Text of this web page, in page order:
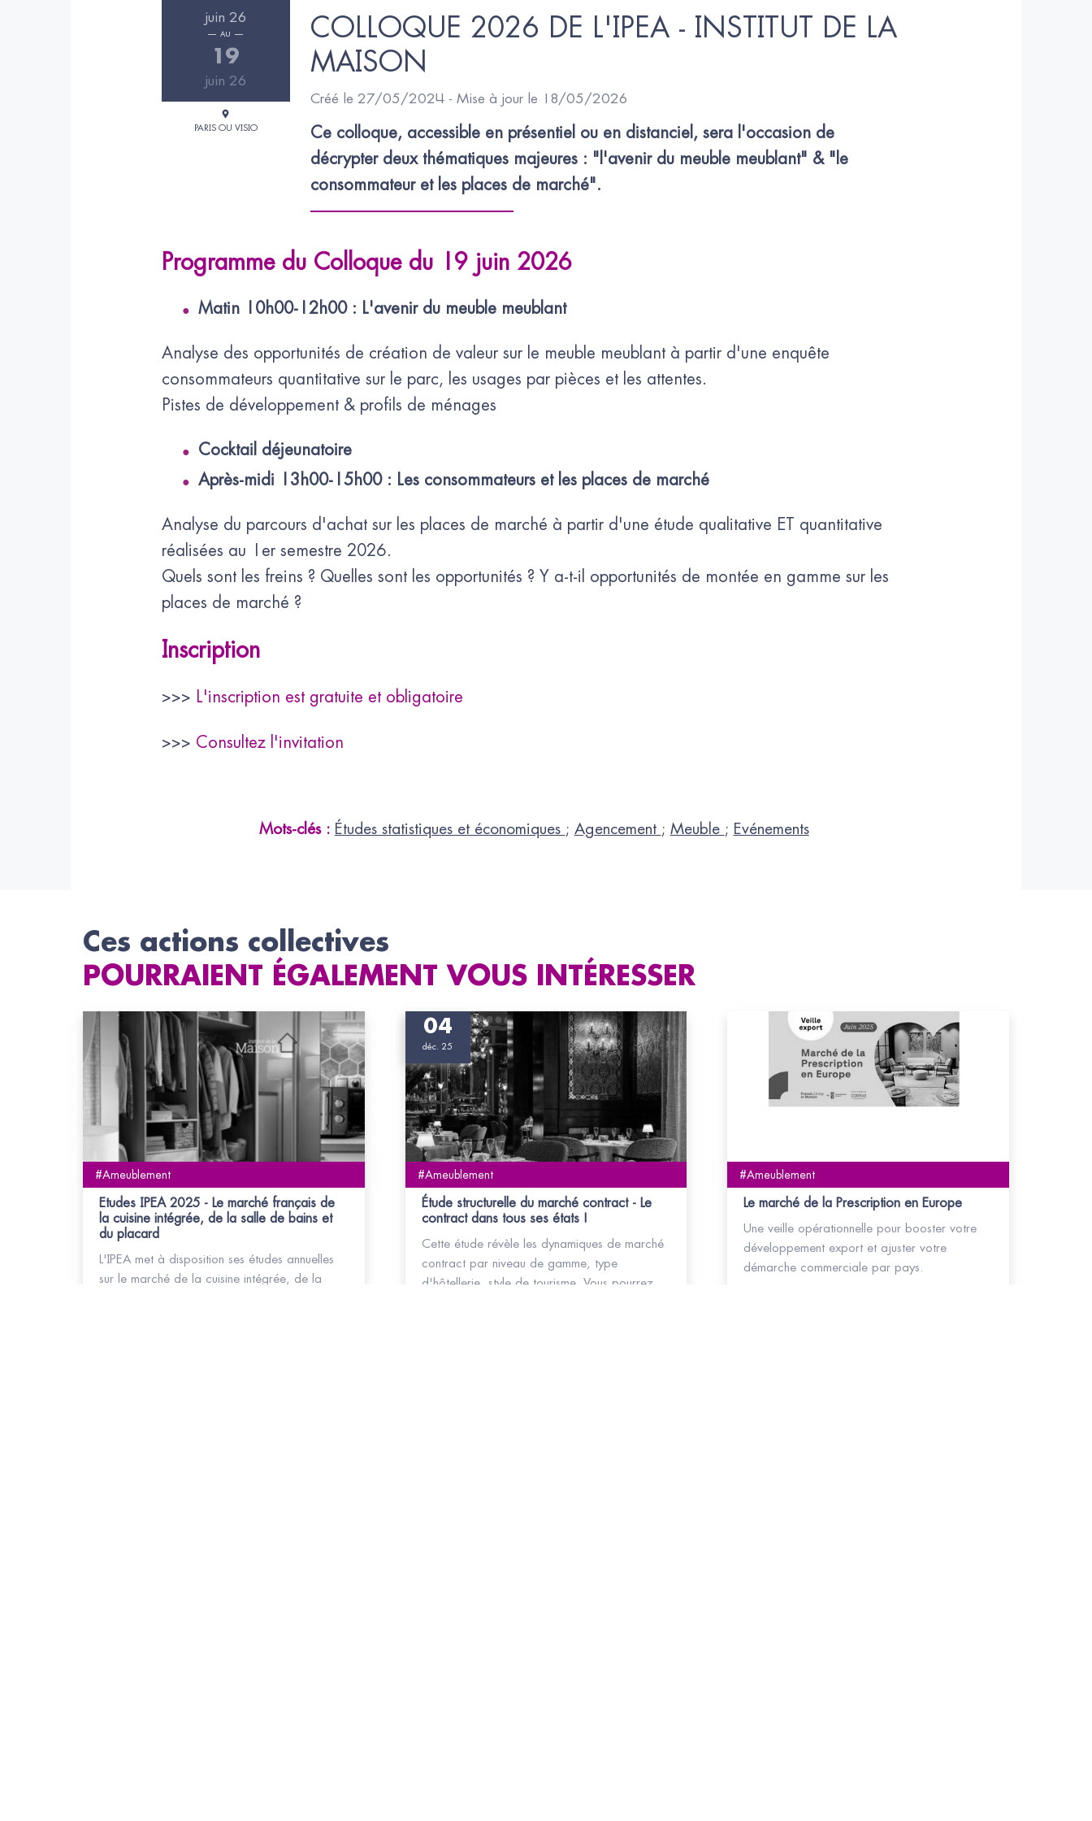
juin 26
AU
19
juin 26
PARIS OU VISIO
COLLOQUE 2026 DE L'IPEA - INSTITUT DE LA
MAISON
Créé le 27/05/2024 - Mise à jour le 18/05/2026
Ce colloque, accessible en présentiel ou en distanciel, sera l'occasion de
décrypter deux thématiques majeures : "l'avenir du meuble meublant" & "le
consommateur et les places de marché".
Programme du Colloque du 19 juin 2026
Matin 10h00-12h00 : L'avenir du meuble meublant
Analyse des opportunités de création de valeur sur le meuble meublant à partir d'une enquête
consommateurs quantitative sur le parc, les usages par pièces et les attentes.
Pistes de développement & profils de ménages
Cocktail déjeunatoire
Après-midi 13h00-15h00 : Les consommateurs et les places de marché
Analyse du parcours d'achat sur les places de marché à partir d'une étude qualitative ET quantitative
réalisées au 1er semestre 2026.
Quels sont les freins ? Quelles sont les opportunités ? Y a-t-il opportunités de montée en gamme sur les
places de marché ?
Inscription
>>> L'inscription est gratuite et obligatoire
>>> Consultez l'invitation
Mots-clés : Études statistiques et économiques ; Agencement ; Meuble ; Evénements
Ces actions collectives
POURRAIENT ÉGALEMENT VOUS INTÉRESSER
#Ameublement
Etudes IPEA 2025 - Le marché français de
la cuisine intégrée, de la salle de bains et
du placard
L'IPEA met à disposition ses études annuelles
sur le marché de la cuisine intégrée, de la
04
déc. 25
#Ameublement
Étude structurelle du marché contract - Le
contract dans tous ses états !
Cette étude révèle les dynamiques de marché
contract par niveau de gamme, type
d'hôtellerie, style de tourisme. Vous pourrez
#Ameublement
Le marché de la Prescription en Europe
Une veille opérationnelle pour booster votre
développement export et ajuster votre
démarche commerciale par pays.